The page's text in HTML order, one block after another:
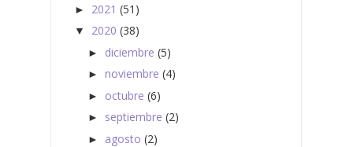
► 2021 (51)
▼ 2020 (38)
► diciembre (5)
► noviembre (4)
► octubre (6)
► septiembre (2)
► agosto (2)